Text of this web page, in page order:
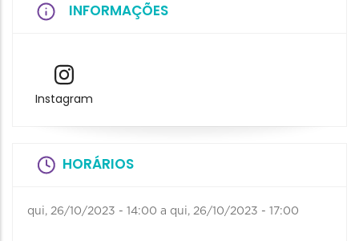
INFORMAÇÕES
Instagram
HORÁRIOS
qui, 26/10/2023 - 14:00 a qui, 26/10/2023 - 17:00